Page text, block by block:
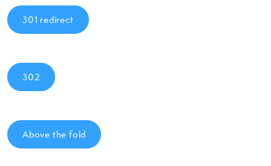
301 redirect
302
Above the fold